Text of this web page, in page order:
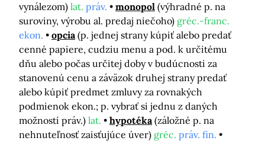
vynálezom) lat. práv. monopol (výhradné p. na
suroviny, výrobu al. predaj niečoho) gréc.-franc.
ekon.
opcia (p. jednej strany kúpiť alebo predať
cenné papiere, cudziu menu a pod. k určitému
dňu alebo počas určitej doby v budúcnosti za
stanovenú cenu a záväzok druhej strany predať
alebo kúpiť predmet zmluvy za rovnakých
podmienok ekon.; p. vybrať si jednu z daných
možností práv.) lat. hypotéka (záložné p. na
nehnuteľnosť zaisťujúce úver) gréc. práv. fin.